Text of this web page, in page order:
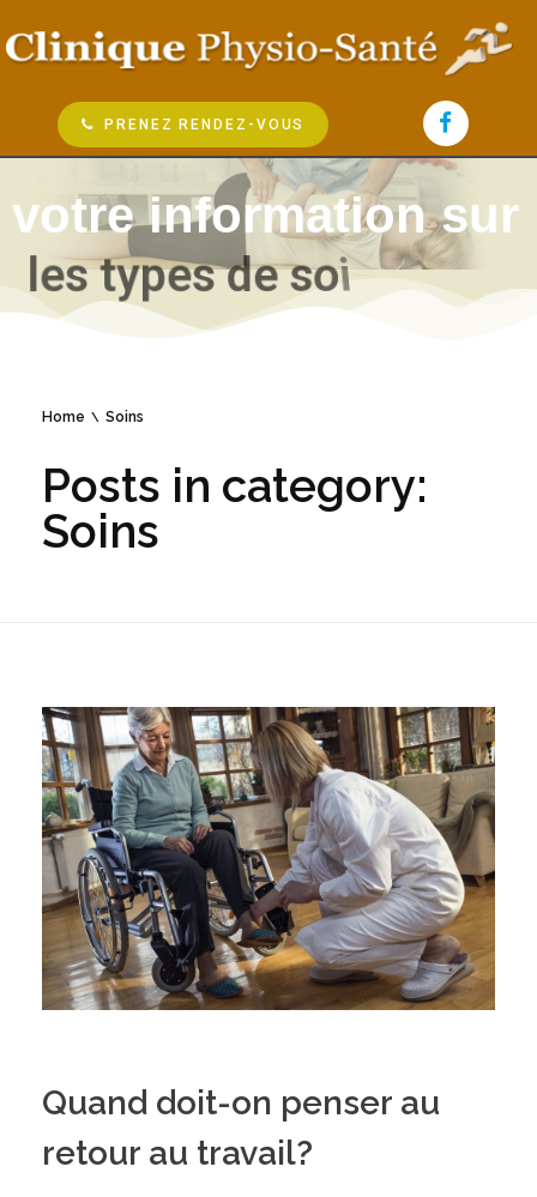
PRENEZ RENDEZ-VOUS
votre information sur
es types de soins...
Home Soins
Posts in category:
Soins
Quand doit-on penser au
retour au travail?